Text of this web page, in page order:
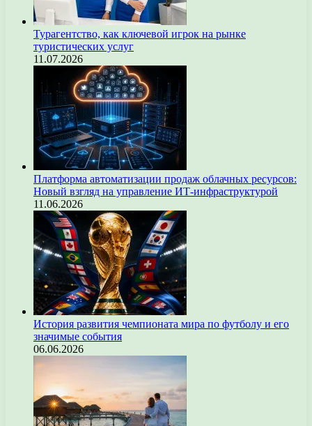
Турагентство, как ключевой игрок на рынке
туристических услуг
11.07.2026
Платформа автоматизации продаж облачных ресурсов:
Новый взгляд на управление ИТ-инфраструктурой
11.06.2026
История развития чемпионата мира по футболу и его
значимые события
06.06.2026